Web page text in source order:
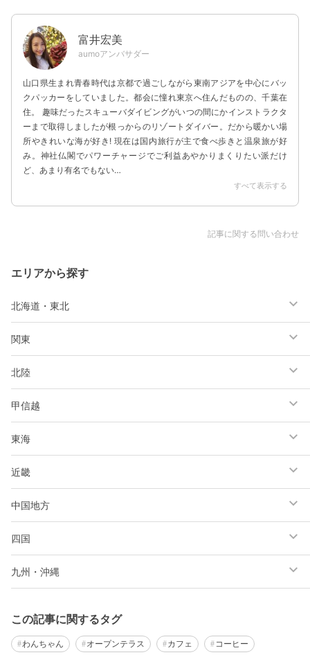
富井宏美
aumoアンバサダー
山口県生まれ青春時代は京都で過ごしながら東南アジアを中心にバッ
クパッカーをしていました。都会に憧れ東京へ住んだものの、千葉在
住。 趣味だったスキューバダイビングがいつの間にかインストラクタ
ーまで取得しましたが根っからのリゾートダイバー。だから暖かい場
所やきれいな海が好き! 現在は国内旅行が主で食べ歩きと温泉旅が好
み。神社仏閣でパワーチャージでご利益あやかりまくりたい派だけ
ど、あまり有名でもない…
すべて表示する
記事に関する問い合わせ
エリアから探す
北海道・東北
関東
北陸
甲信越
東海
近畿
中国地方
四国
九州・沖縄
この記事に関するタグ
わんちゃん オープンテラス カフェ コーヒー